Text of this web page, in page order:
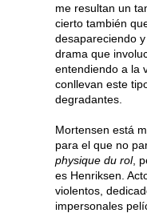
me resultan un
cierto también
desapareciendo
drama que
entendiendo a la
conllevan este
degradantes.
Mortensen está
para el que no
physique du rol,
es Henriksen.
violentos,
impersonales